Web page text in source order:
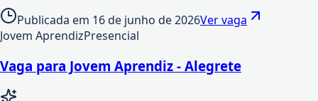
Publicada em 16 de junho de 2026Ver vaga
Jovem AprendizPresencial
Vaga para Jovem Aprendiz - Alegrete